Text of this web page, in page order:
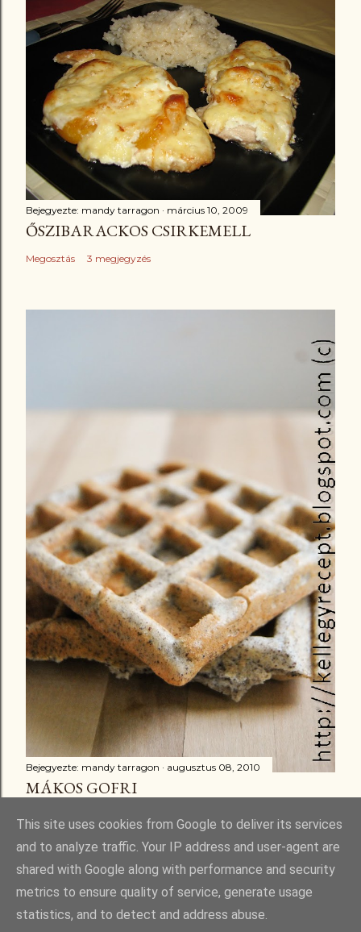
Bejegyezte: mandy tarragon március 10, 2009
ŐSZIBARACKOS CSIRKEMELL
Megosztás 3 megjegyzés
Bejegyezte: mandy tarragon augusztus 08, 2010
MÁKOS GOFRI
Üzemeltető: Blogger
This site uses cookies from Google to deliver its services
and to analyze traffic. Your IP address and user-agent are
shared with Google along with performance and security
metrics to ensure quality of service, generate usage
statistics, and to detect and address abuse.